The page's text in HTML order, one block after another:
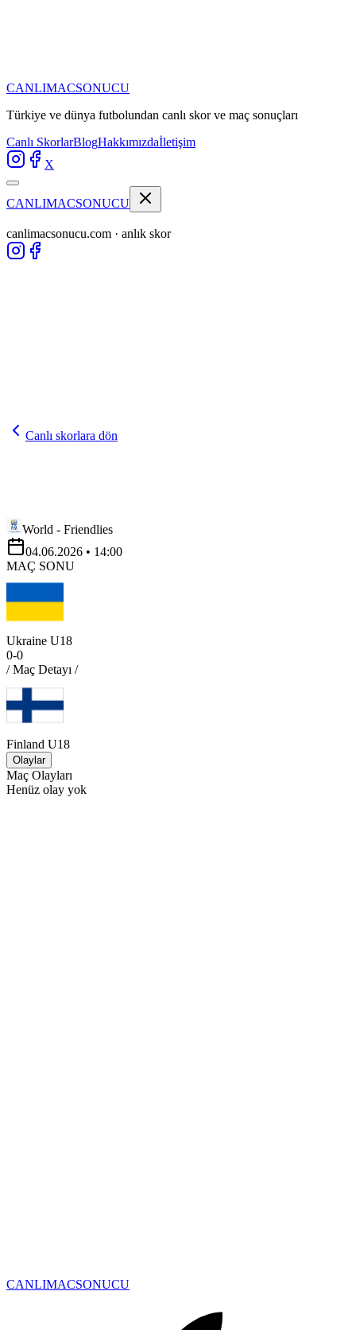
CANLIMACSONUCU
Türkiye ve dünya futbolundan canlı skor ve maç sonuçları
Canlı SkorlarBlogHakkımızdaİletişim
X
CANLIMACSONUCU
canlimacsonucu.com · anlık skor
Canlı skorlara dön
World - Friendlies
04.06.2026 • 14:00
MAÇ SONU
Ukraine U18
0-0
/ Maç Detayı /
Finland U18
Olaylar
Maç Olayları
Henüz olay yok
CANLIMACSONUCU